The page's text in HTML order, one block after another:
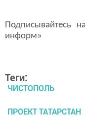
Подписывайтесь
информ»
Теги:
ЧИСТОПОЛЬ
ПРОЕКТ ТАТАРСТАН